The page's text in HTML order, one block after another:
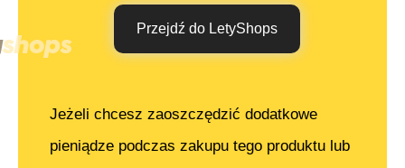
Przejdź do LetyShops
Jeżeli chcesz zaoszczędzić dodatkowe
pieniądze podczas zakupu tego produktu lub